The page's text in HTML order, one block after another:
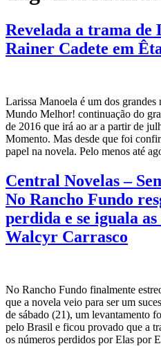
Revelada a trama de
Rainer Cadete em
Larissa Manoela é um dos grandes
Mundo Melhor! continuação do
de 2016 que irá ao ar a partir de
Momento. Mas desde que foi
papel na novela. Pelo menos até
Central Novelas –
No Rancho Fundo
perdida e se iguala as
Walcyr Carrasco
No Rancho Fundo finalmente
que a novela veio para ser um
de sábado (21), um levantamento
pelo Brasil e ficou provado que a
os números perdidos por Elas por